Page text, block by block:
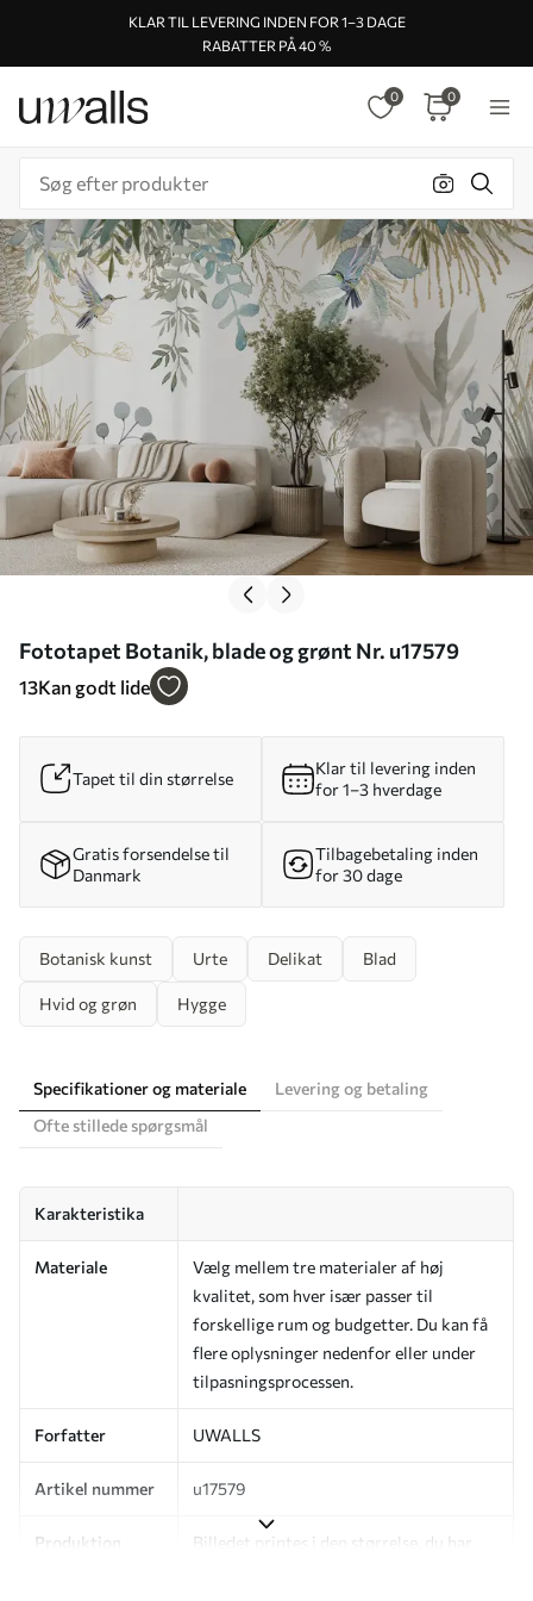
KLAR TIL LEVERING INDEN FOR 1–3 DAGE
RABATTER PÅ 40 %
0 0
Fototapet Botanik, blade og grønt Nr. u17579
13Kan godt lide
Tapet til din størrelse
Klar til levering inden
for 1–3 hverdage
Gratis forsendelse til
Danmark
Tilbagebetaling inden
for 30 dage
Botanisk kunst Urte Delikat Blad
Hvid og grøn Hygge
Specifikationer og materiale
Levering og betaling
Ofte stillede spørgsmål
Karakteristika
Materiale
Vælg mellem tre materialer af høj
kvalitet, som hver især passer til
forskellige rum og budgetter. Du kan få
flere oplysninger nedenfor eller under
tilpasningsprocessen.
Forfatter UWALLS
Artikel nummer u17579
Produktion
Billedet printes i den størrelse, du har